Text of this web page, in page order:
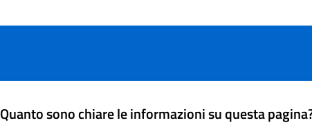
Quanto sono chiare le informazioni su questa